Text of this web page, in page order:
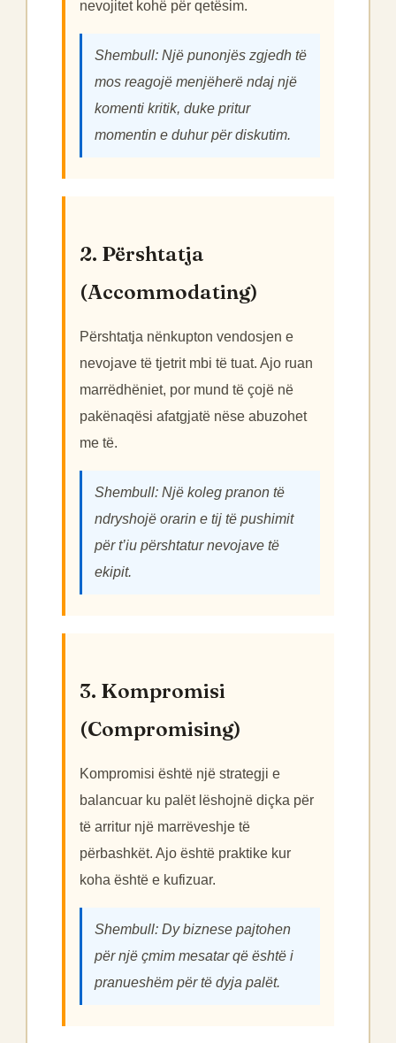
nevojitet kohë për qetësim.
Shembull: Një punonjës zgjedh të
mos reagojë menjëherë ndaj një
komenti kritik, duke pritur
momentin e duhur për diskutim.
2. Përshtatja
(Accommodating)
Përshtatja nënkupton vendosjen e
nevojave të tjetrit mbi të tuat. Ajo ruan
marrëdhëniet, por mund të çojë në
pakënaqësi afatgjatë nëse abuzohet
me të.
Shembull: Një koleg pranon të
ndryshojë orarin e tij të pushimit
për t’iu përshtatur nevojave të
ekipit.
3. Kompromisi
(Compromising)
Kompromisi është një strategji e
balancuar ku palët lëshojnë diçka për
të arritur një marrëveshje të
përbashkët. Ajo është praktike kur
koha është e kufizuar.
Shembull: Dy biznese pajtohen
për një çmim mesatar që është i
pranueshëm për të dyja palët.